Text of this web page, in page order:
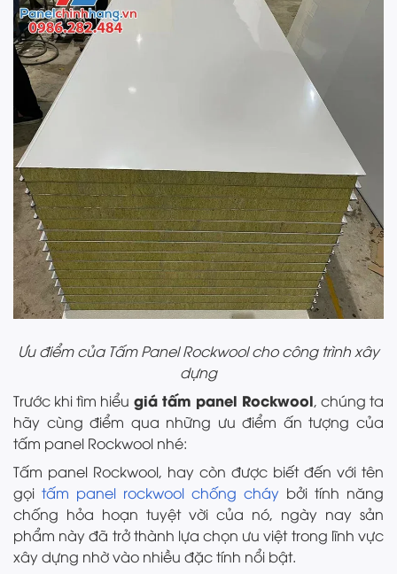
Ưu điểm của Tấm Panel Rockwool cho công trình xây
dựng
Trước khi tìm hiểu giá tấm panel Rockwool, chúng ta
hãy cùng điểm qua những ưu điểm ấn tượng của
tấm panel Rockwool nhé:
Tấm panel Rockwool, hay còn được biết đến với tên
gọi tấm panel rockwool chống cháy bởi tính năng
chống hỏa hoạn tuyệt vời của nó, ngày nay sản
phẩm này đã trở thành lựa chọn ưu việt trong lĩnh vực
xây dựng nhờ vào nhiều đặc tính nổi bật.